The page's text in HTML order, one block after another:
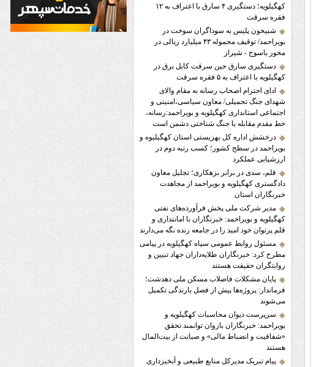
کهگیلویه؛ دستگیری ۴ سارق با اعتراف به ۱۲
فقره سرقت
شبیخون پلیس به سوداگران سوخت در
بویراحمد/ توقیف محموله ۴۳ میلیارد ریالی در
محور یاسوج - شیراز
دستگیری سارق حین سرقت کابل برق در
کهگیلویه با اعتراف به ۵ فقره سرقت
ادای احترام اصحاب رسانه به مقام والای
شهدای جنگ تحمیلی/ معاون سیاسی،امنیتی و
اجتماعی استانداری کهگیلویه و بویراحمد:رسانه،
خط مقدم مقابله با جنگ شناختی دشمن است
درخشش اداره کل بهزیستی استان کهگیلیوه و
بویراحمد در سطح کشور؛ کسب رتبه دوم در
ارزشیابی عملکرد
قلم، سدی در برابر بزهکاری؛ تجلیل معاون
دادگستری کهگیلویه و بویراحمد از مجاهدت
خبرنگاران استان
مدیر شرکت ملی پخش فرآورده‌های نفتی
کهگیلویه و بویراحمد: خبرنگاران با امانتداری و
قلم پرتوان خود امید را در جامعه زنده نگه می‌دارند
مسئول روابط عمومی سپاه کهگیلویه در پیامی
مطرح کرد: خبرنگاران طلایه‌داران جهاد تبیین و
روایتگران حقیقت هستند
پایان مشکلات فاضلاب مسکن ملی دهدشت؛
فرماندار: پروژه‌ها پیش از فصل بارندگی تکمیل
می‌شوند
سرپرست دیوان محاسبات کهگیلویه و
بویراحمد: خبرنگاران بازوان توانمند تحقق
«شفافیت و انضباط مالی» و صیانت از بیت‌المال
هستند
پیام تبریک مدیرکل منابع طبیعی و آبخیزداری